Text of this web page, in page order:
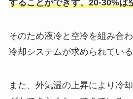
することができず、20-30%は
そのため液冷と空冷を組み合
冷却システムが求められている
また、外気温の上昇により冷